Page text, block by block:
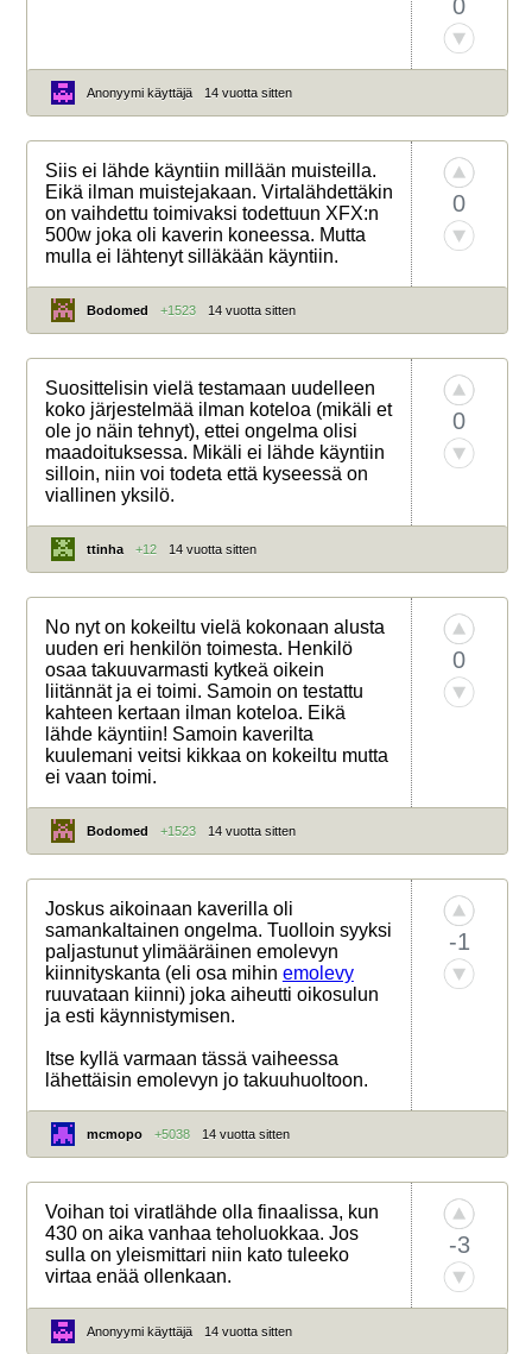
0
Anonyymi käyttäjä 14 vuotta sitten
Siis ei lähde käyntiin millään muisteilla.
Eikä ilman muistejakaan. Virtalähdettäkin
on vaihdettu toimivaksi todettuun XFX:n
500w joka oli kaverin koneessa. Mutta
mulla ei lähtenyt silläkään käyntiin.
0
Bodomed +1523 14 vuotta sitten
Suosittelisin vielä testamaan uudelleen
koko järjestelmää ilman koteloa (mikäli et
ole jo näin tehnyt), ettei ongelma olisi
maadoituksessa. Mikäli ei lähde käyntiin
silloin, niin voi todeta että kyseessä on
viallinen yksilö.
0
ttinha +12 14 vuotta sitten
No nyt on kokeiltu vielä kokonaan alusta
uuden eri henkilön toimesta. Henkilö
osaa takuuvarmasti kytkeä oikein
liitännät ja ei toimi. Samoin on testattu
kahteen kertaan ilman koteloa. Eikä
lähde käyntiin! Samoin kaverilta
kuulemani veitsi kikkaa on kokeiltu mutta
ei vaan toimi.
0
Bodomed +1523 14 vuotta sitten
Joskus aikoinaan kaverilla oli
samankaltainen ongelma. Tuolloin syyksi
paljastunut ylimääräinen emolevyn
kiinnityskanta (eli osa mihin emolevy
ruuvataan kiinni) joka aiheutti oikosulun
ja esti käynnistymisen.
Itse kyllä varmaan tässä vaiheessa
lähettäisin emolevyn jo takuuhuoltoon.
-1
mcmopo +5038 14 vuotta sitten
Voihan toi viratlähde olla finaalissa, kun
430 on aika vanhaa teholuokkaa. Jos
sulla on yleismittari niin kato tuleeko
virtaa enää ollenkaan.
-3
Anonyymi käyttäjä 14 vuotta sitten